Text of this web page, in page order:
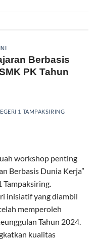
Berbasis
PK Tahun
1 TAMPAKSIRING
workshop penting
Berbasis Dunia Kerja”
Tampaksiring.
inisiatif yang diambil
memperoleh
Tahun 2024.
kualitas